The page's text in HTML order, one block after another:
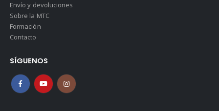
Envío y devoluciones
Sobre la MTC
Formación
Contacto
SÍGUENOS